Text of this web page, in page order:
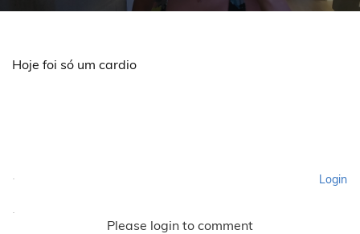
Hoje foi só um cardio
Login
Please login to comment